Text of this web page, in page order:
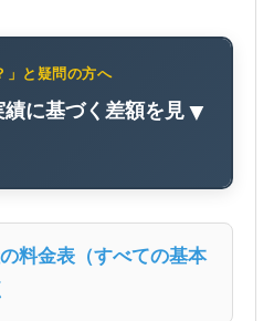
」と疑問の方へ
に基づく差額を見▼
料金表（すべての基本